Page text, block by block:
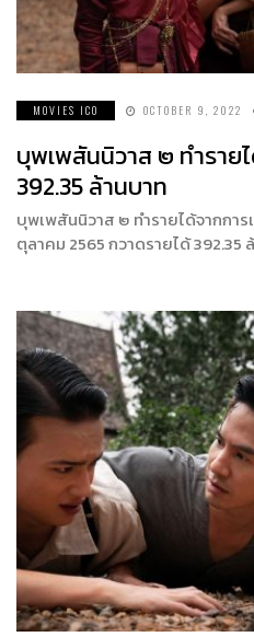
MOVIES ICO OCTOBER 9, 2022
บุพเพสันนิวาส ๒ ทำราย
392.35 ล้านบาท
บุพเพสันนิวาส ๒ ทำรายได้จากกา
ตุลาคม 2565 กวาดรายได้ 392.35